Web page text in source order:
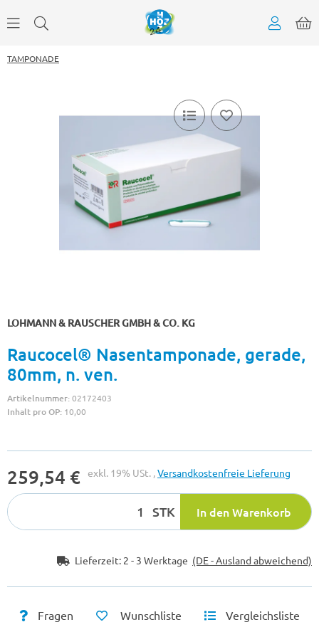
TAMPONADE
LOHMANN & RAUSCHER GMBH & CO. KG
Raucocel® Nasentamponade, gerade,
80mm, n. ven.
Artikelnummer:02172403
Inhalt pro OP: 10,00
259,54 € exkl. 19% USt. ,Versandkostenfreie Lieferung
STK In den Warenkorb
Lieferzeit: 2 - 3 Werktage (DE - Ausland abweichend)
Fragen Wunschliste Vergleichsliste